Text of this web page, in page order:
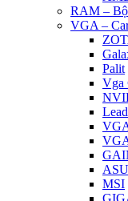
RAM –
VGA –
Palit
Vga
MSI